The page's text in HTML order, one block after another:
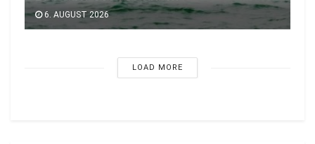
6. AUGUST 2026
LOAD MORE